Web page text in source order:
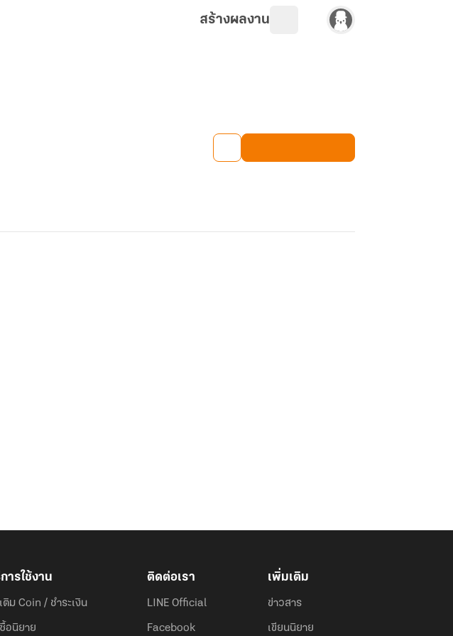
สร้างผลงาน
ารใช้งาน
ติม Coin / ชำระเงิน
อนิยาย
ติดต่อเรา
LINE Official
Facebook
เพิ่มเติม
ข่าวสาร
เขียนนิยาย